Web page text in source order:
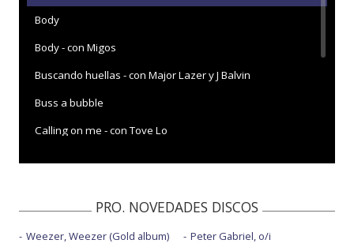
Body
Body - con Migos
Buscando huellas - con Major Lazer y J Balvin
Buss a bubble
Calling on me - con Tove Lo
Contra la pared - con J Balvin - con la letra
Contra la pared - con J Balvin - vertical
PRO. NOVEDADES DISCOS
Weezer, Weezer (Gold album)
Peter Gabriel, o/i